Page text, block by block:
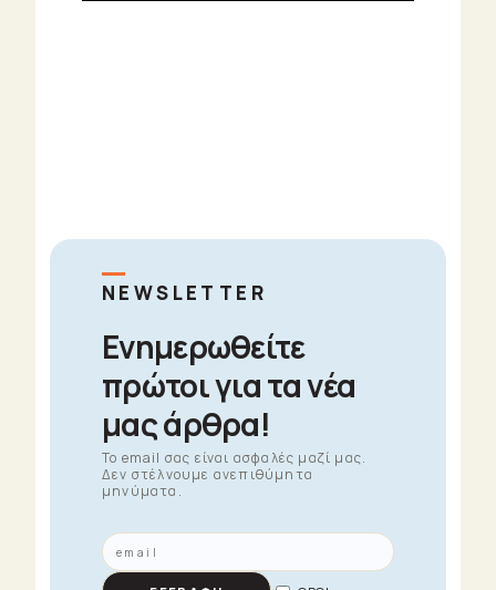
NEWSLETTER
Ενημερωθείτε
πρώτοι για τα νέα
μας άρθρα!
To email σας είναι ασφαλές μαζί μας.
Δεν στέλνουμε ανεπιθύμητα
μηνύματα.